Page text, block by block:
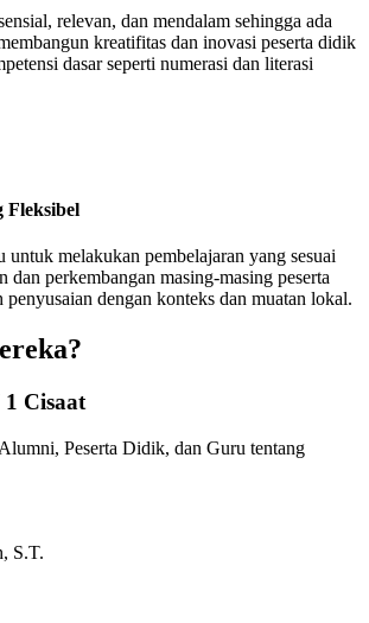
relevan, dan mendalam sehingga ada
kreatifitas dan inovasi peserta didik
dasar seperti numerasi dan literasi
Fleksibel
untuk melakukan pembelajaran yang sesuai
dan perkembangan masing-masing peserta
dengan konteks dan muatan lokal.
Cisaat
Peserta Didik, dan Guru tentang